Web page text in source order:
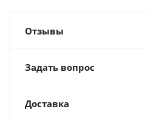
Отзывы
Задать вопрос
Доставка